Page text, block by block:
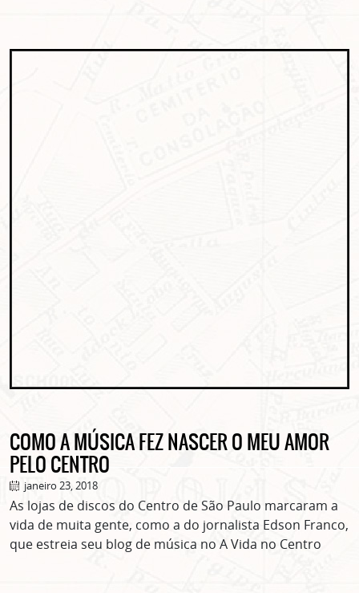
COMO A MÚSICA FEZ NASCER O MEU AMOR
PELO CENTRO
janeiro 23, 2018
As lojas de discos do Centro de São Paulo marcaram a
vida de muita gente, como a do jornalista Edson Franco,
que estreia seu blog de música no A Vida no Centro